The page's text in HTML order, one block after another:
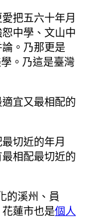
把五六十年月
中學、文山中
。乃那更是
。乃這是臺灣
宜又最相配的
切近的年月
最相配最切近的
的溪州、員
蓮市也是個人